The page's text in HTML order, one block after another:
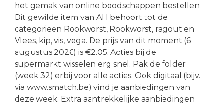
het gemak van online boodschappen bestellen.
Dit gewilde item van AH behoort tot de
categorieën Rookworst, Rookworst, ragout en
Vlees, kip, vis, vega. De prijs van dit moment (6
augustus 2026) is €2.05. Acties bij de
supermarkt wisselen erg snel. Pak de folder
(week 32) erbij voor alle acties. Ook digitaal (bijv.
via www.smatch.be) vind je aanbiedingen van
deze week. Extra aantrekkelijke aanbiedingen